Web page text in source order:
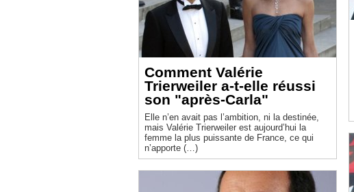
Comment Valérie
Trierweiler a-t-elle réussi
son "après-Carla"
Elle n’en avait pas l’ambition, ni la destinée,
mais Valérie Trierweiler est aujourd’hui la
femme la plus puissante de France, ce qui
n’apporte (…)